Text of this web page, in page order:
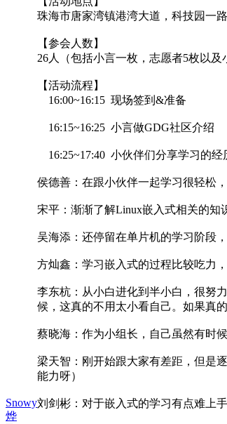
Snowy
烨
珠海市唐家湾镇港湾大道，科技园一
【参会人数】
26人（包括小言一枚，志愿者5枚以及
【活动流程】
16:00~16:15 现场签到&准备
16:15~16:25 小言做GDG社区介绍
16:25~17:40 小伙伴们分享学习的
侯德善：在跟小伙伴一起学习很轻松
宋平：渐渐了解Linux嵌入式相关的知
吴海添：还停留在单片机的学习阶段
方灿鑫：学习嵌入式的过程比较吃力
李东杭：从小白进化到半小白，很努
候，这真的不用太小看自己。如果真
蔡晓海：作为小组长，自己虽然有时
梁天智：刚开始跟大家有差距，但是
能力呀）
刘剑彬：对于嵌入式的学习有点难上